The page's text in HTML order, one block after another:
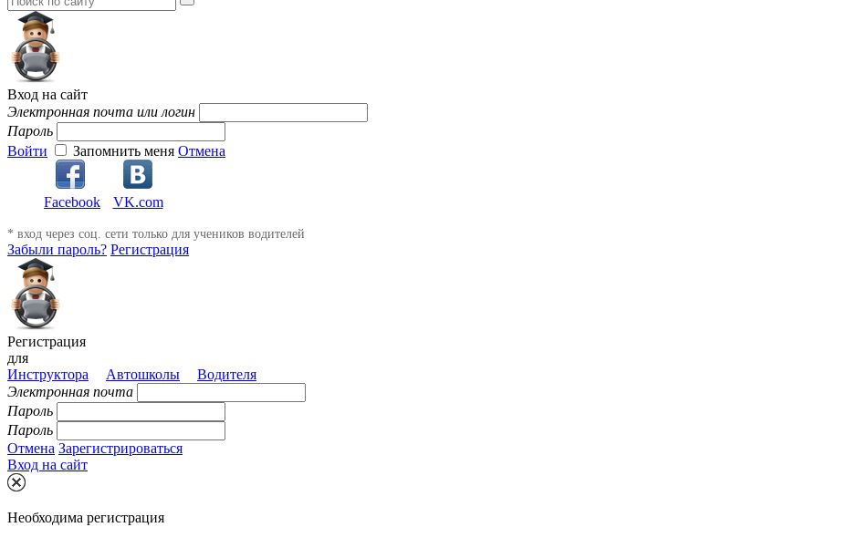
Вход на сайт
Электронная почта или логин
Пароль
Войти
Запомнить меня Отмена
Facebook VK.com
* вход через соц. сети только для учеников водителей
Забыли пароль? Регистрация
Регистрация
для
Инструктора
Автошколы
Водителя
Электронная почта
Пароль
Пароль
Отмена Зарегистрироваться
Вход на сайт
Необходима регистрация